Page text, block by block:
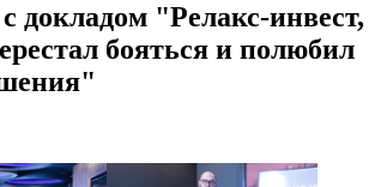
докладом "Релакс-инвест,
бояться и полюбил